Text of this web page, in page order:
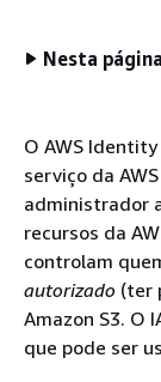
Nesta página
O AWS
serviço da
administrador
recursos da
controlam
autorizado (ter
Amazon S3. O
que pode ser